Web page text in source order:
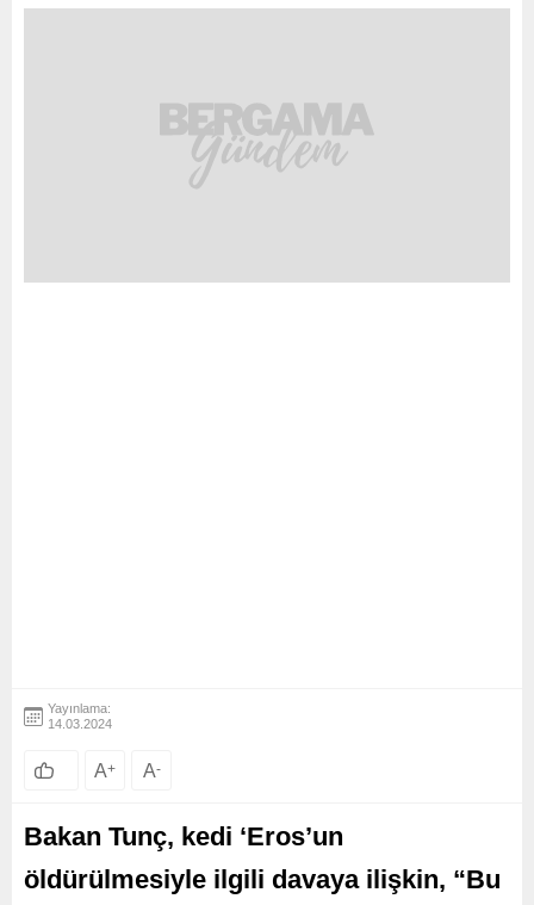
Yayınlama:
14.03.2024
A+ A-
Bakan Tunç, kedi ‘Eros’un
öldürülmesiyle ilgili davaya ilişkin, “Bu